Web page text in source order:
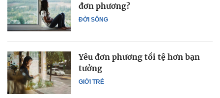
ĐỜI SỐNG
đơn phương?
GIỚI TRẺ
Yêu đơn phương tồi tệ hơn bạn
tưởng